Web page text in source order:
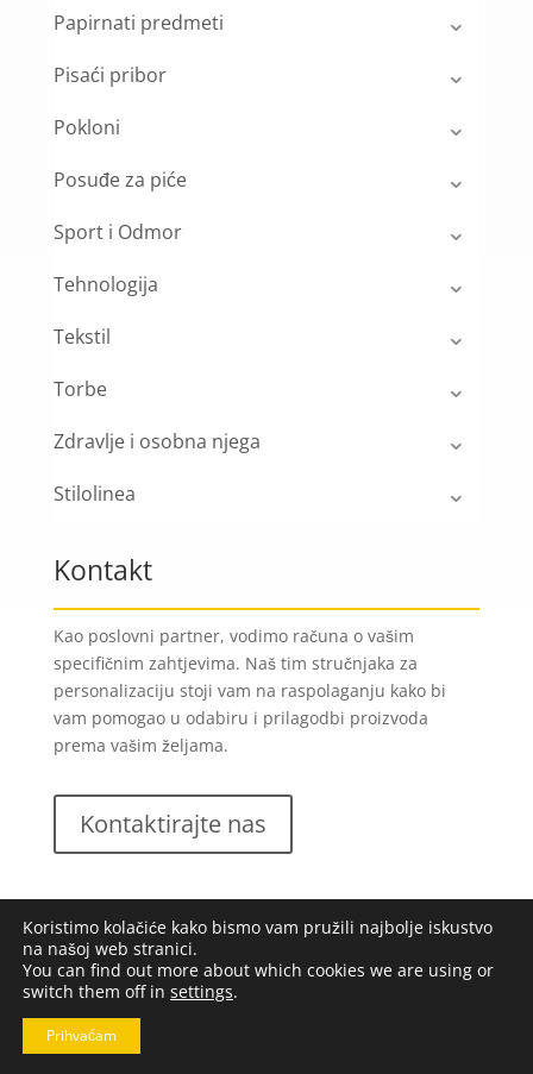
Papirnati predmeti
Pisaći pribor
Pokloni
Posuđe za piće
Sport i Odmor
Tehnologija
Tekstil
Torbe
Zdravlje i osobna njega
Stilolinea
Kontakt
Kao poslovni partner, vodimo računa o vašim
specifičnim zahtjevima. Naš tim stručnjaka za
personalizaciju stoji vam na raspolaganju kako bi
vam pomogao u odabiru i prilagodbi proizvoda
prema vašim željama.
Kontaktirajte nas
Lungomare d.o.o.2023. Sva prava pridržana |
uvjeti poslovanja
Koristimo kolačiće kako bismo vam pružili najbolje iskustvo
na našoj web stranici.
You can find out more about which cookies we are using or
switch them off in settings.
Prihvaćam